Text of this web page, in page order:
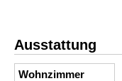
Ausstattung
Wohnzimmer